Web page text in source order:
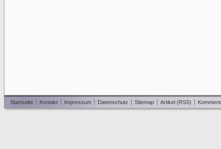
Startseite Kontakt Impressum Datenschutz Sitemap Artikel (RSS)